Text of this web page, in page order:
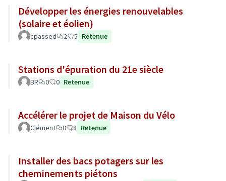
Développer les énergies renouvelables
(solaire et éolien)
cpassed 2 5 Retenue
Stations d'épuration du 21e siècle
BR 0 0 Retenue
Accélérer le projet de Maison du Vélo
Clément 0 8 Retenue
Installer des bacs potagers sur les
cheminements piétons